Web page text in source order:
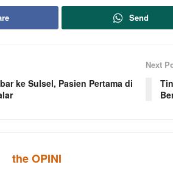
Send
ke Sulsel, Pasien Pertama di
Next
the OPINI